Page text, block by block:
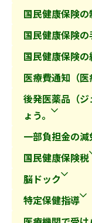
国民健康保険の
国民健康保険の
国民健康保険の
医療費通知（医
後発医薬品（
ょう。
一部負担金の
国民健康保険税
脳ドック
特定保健指導